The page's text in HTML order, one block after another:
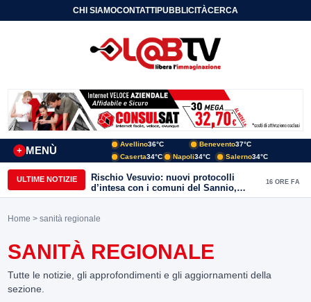
CHI SIAMOCONTATTIPUBBLICITÀCERCA
MENÙ
+
Avellino36°C Benevento37°C
Caserta34°C Napoli34°C Salerno34°C
ULTIME NOTIZIE
Rischio Vesuvio: nuovi protocolli
d’intesa con i comuni del Sannio,
firmato il protocollo con Arpaise
16 ORE FA
Home > sanità regionale
SANITÀ REGIONALE
Tutte le notizie, gli approfondimenti e gli aggiornamenti della
sezione.